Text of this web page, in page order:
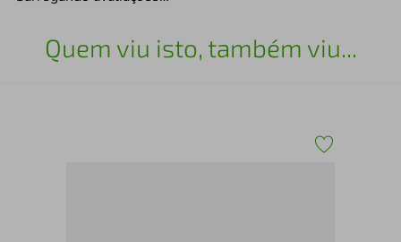
Quem viu isto, também viu...